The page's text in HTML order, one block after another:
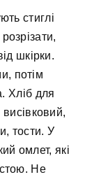
стиглі
шкірки.
потім
Хліб для
тости. У
омлет, які
Не